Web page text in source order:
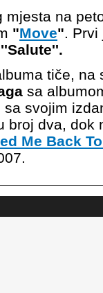
mjesta na
"Move".
''Salute''.
tiče, na
sa
sa svojim
broj dva, dok
Me Back